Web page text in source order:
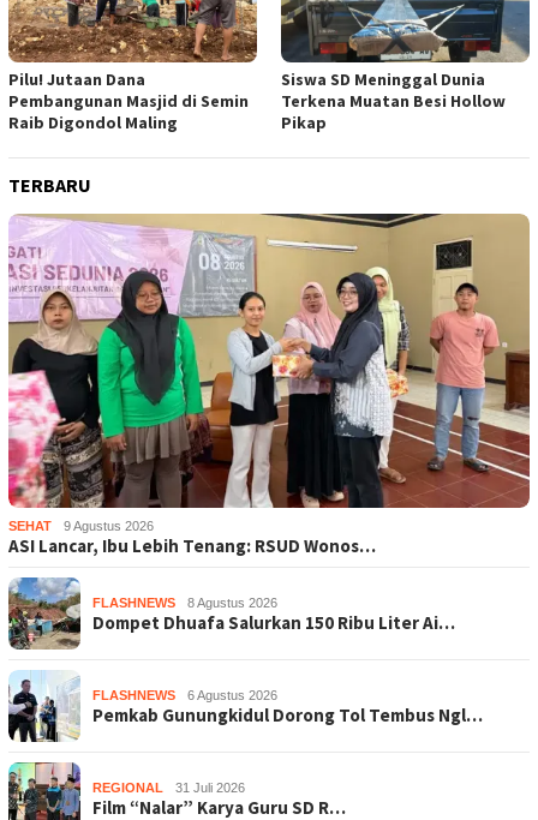
Pilu! Jutaan Dana
Pembangunan Masjid di Semin
Raib Digondol Maling
Siswa SD Meninggal Dunia
Terkena Muatan Besi Hollow
Pikap
TERBARU
SEHAT 9 Agustus 2026
ASI Lancar, Ibu Lebih Tenang: RSUD Wonos…
FLASHNEWS 8 Agustus 2026
Dompet Dhuafa Salurkan 150 Ribu Liter Ai…
FLASHNEWS 6 Agustus 2026
Pemkab Gunungkidul Dorong Tol Tembus Ngl…
REGIONAL 31 Juli 2026
Film “Nalar” Karya Guru SD R…